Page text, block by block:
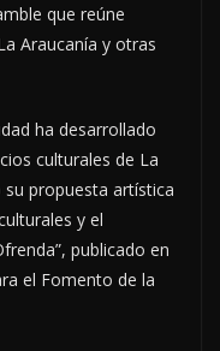
que reúne
Araucanía y otras
ha desarrollado
culturales de La
propuesta artística
y el
publicado en
el Fomento de la